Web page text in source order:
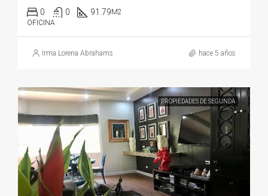
0 0 91.79M2
OFICINA
Irma Lorena Abrahams hace 5 años
PROPIEDADES DE SEGUNDA